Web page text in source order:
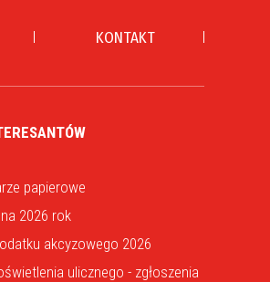
KONTAKT
papierowe
2026 rok
akcyzowego 2026
ulicznego - zgłoszenia